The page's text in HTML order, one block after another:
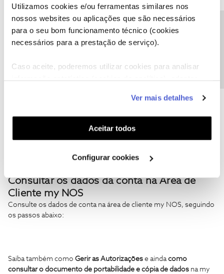
Utilizamos cookies e/ou ferramentas similares nos
nossos websites ou aplicações que são necessários
para o seu bom funcionamento técnico (cookies
necessários para a prestação de serviço).
Caso aceite, poderemos utilizar cookies para analisar
funcionalidades (cookies de personalização e
funcionalidade) e adaptar anúncios aos seus interesses
(cookies de publicidade personalizada). Pode gerir a
utilização dos cookies clicando em "Configurar
Ver mais detalhes
Aceitar todos
Configurar cookies
Consultar os dados da conta na Área de
Cliente my NOS
Consulte os dados de conta na área de cliente my NOS, seguindo
os passos abaixo:
Saiba também como Gerir as Autorizações e ainda como
consultar o documento de portabilidade e cópia de dados na my